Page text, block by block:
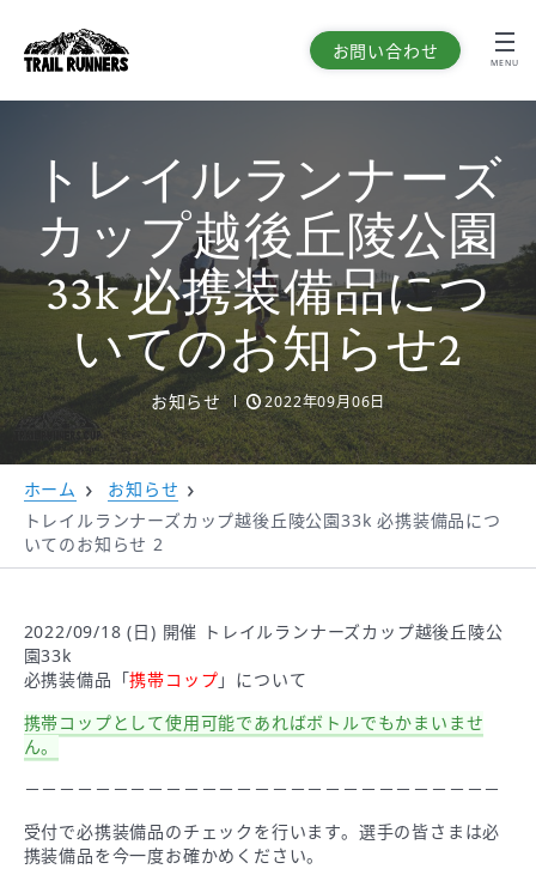
お問い合わせ
MENU
トレイルランナーズ
カップ越後丘陵公園
33k必携装備品につ
いてのお知らせ2
お知らせ 2022年09月06日
ホーム
お知らせ
トレイルランナーズカップ越後丘陵公園33k 必携装備品につ
いてのお知らせ 2
2022/09/18 (日) 開催 トレイルランナーズカップ越後丘陵公
園33k
必携装備品「携帯コップ」について
携帯コップとして使用可能であればボトルでもかまいませ
ん。
－－－－－－－－－－－－－－－－－－－－－－－－－－－
受付で必携装備品のチェックを行います。選手の皆さまは必
携装備品を今一度お確かめください。